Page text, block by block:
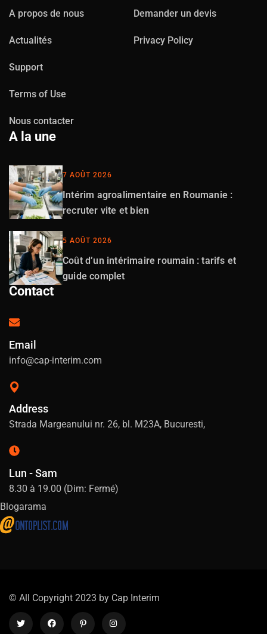
A propos de nous Demander un devis
Actualités Privacy Policy
Support
Terms of Use
Nous contacter
A la une
7 AOÛT 2026
Intérim agroalimentaire en Roumanie :
recruter vite et bien
5 AOÛT 2026
Coût d’un intérimaire roumain : tarifs et
guide complet
Contact
Email
info@cap-interim.com
Address
Strada Margeanului nr. 26, bl. M23A, Bucuresti,
Lun - Sam
8.30 à 19.00 (Dim: Fermé)
Blogarama
© All Copyright 2023 by Cap Interim